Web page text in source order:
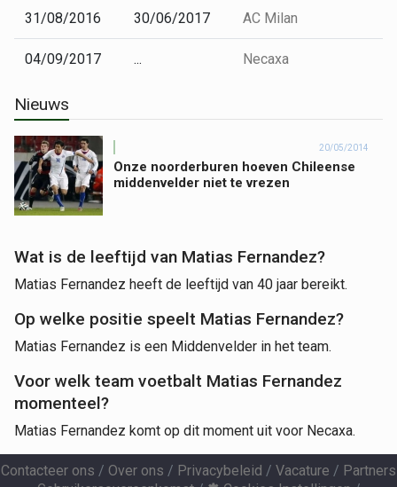
31/08/2016 30/06/2017 AC Milan
04/09/2017 ... Necaxa
Nieuws
20/05/2014
Onze noorderburen hoeven Chileense
middenvelder niet te vrezen
Wat is de leeftijd van Matias Fernandez?
Matias Fernandez heeft de leeftijd van 40 jaar bereikt.
Op welke positie speelt Matias Fernandez?
Matias Fernandez is een Middenvelder in het team.
Voor welk team voetbalt Matias Fernandez
momenteel?
Matias Fernandez komt op dit moment uit voor Necaxa.
Contacteer ons / Over ons / Privacybeleid / Vacature / Partners